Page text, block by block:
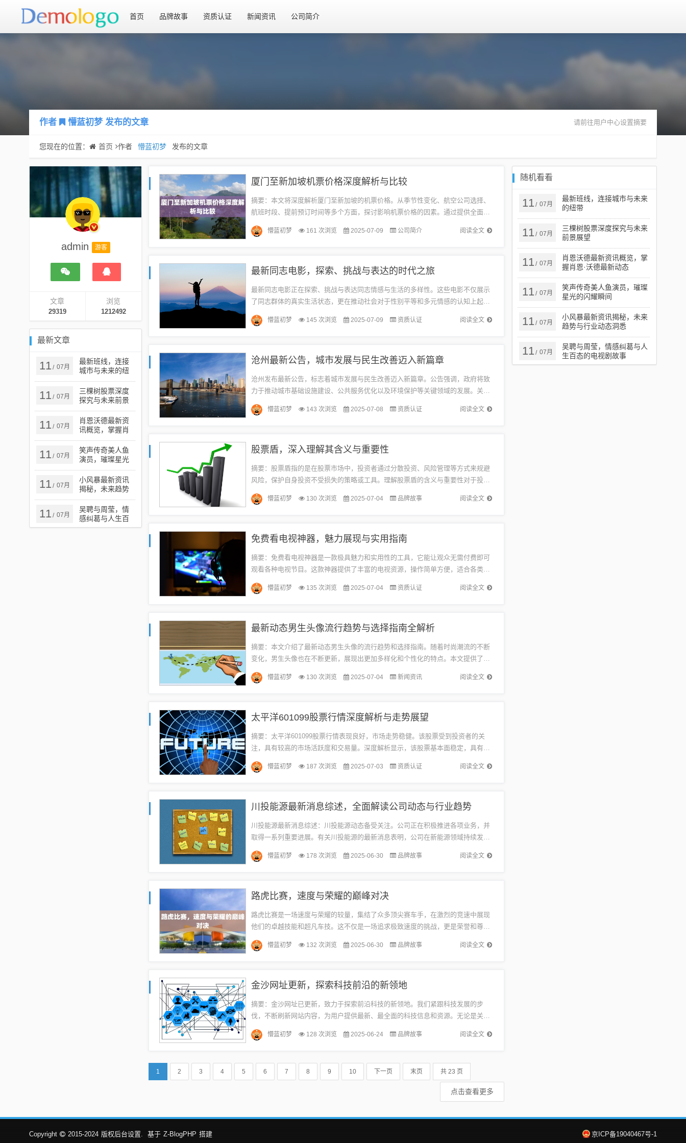
首页 品牌故事 资质认证 新闻资讯 公司简介
作者 懵蓝初梦发布的文章 请前往用户中心设置摘要
您现在的位置： 首页 作者 懵蓝初梦 发布的文章
admin 游客
文章
29319
浏览
1212492
最新文章
11 / 07月
最新班线，连接
城市与未来的纽
带
11 / 07月
三棵树股票深度
探究与未来前景
展望
11 / 07月
肖恩沃德最新资
讯概览，掌握肖
恩·沃德最新动态
11 / 07月
笑声传奇美人鱼
演员，璀璨星光
的闪耀瞬间
11 / 07月
小风暴最新资讯
揭秘，未来趋势
与行业动态洞悉
11 / 07月
吴聘与周莹，情
感纠葛与人生百
态的电视剧故事
厦门至新加坡机票价格深度解析与比较
摘要：本文将深度解析厦门至新加坡的机票价格。从季节性变化、航空公司选择、
航班时段、提前预订时间等多个方面，探讨影响机票价格的因素。通过提供全面的
信息，帮助消费者更好地了解厦门到新加坡的机票价格情况，以便做出更明智的
购...
阅读全文
懵蓝初梦 161 次浏览 2025-07-09 公司简介
最新同志电影，探索、挑战与表达的时代之旅
最新同志电影正在探索、挑战与表达同志情感与生活的多样性。这些电影不仅展示
了同志群体的真实生活状态，更在推动社会对于性别平等和多元情感的认知上起到
了积极作用。通过影像艺术，这些电影为观众带来了深刻的情感体验和思考空
间，...
阅读全文
懵蓝初梦 145 次浏览 2025-07-09 资质认证
沧州最新公告，城市发展与民生改善迈入新篇章
沧州发布最新公告，标志着城市发展与民生改善迈入新篇章。公告强调，政府将致
力于推动城市基础设施建设、公共服务优化以及环境保护等关键领域的发展。关注
民生改善，提升居民生活质量，确保社会和谐稳定。这一新篇章展示了沧州对未
来...
阅读全文
懵蓝初梦 143 次浏览 2025-07-08 资质认证
股票盾，深入理解其含义与重要性
摘要：股票盾指的是在股票市场中，投资者通过分散投资、风险管理等方式来规避
风险，保护自身投资不受损失的策略或工具。理解股票盾的含义与重要性对于投资
者至关重要，因为它能够帮助投资者降低投资风险，提高投资回报的稳定性，从
而...
阅读全文
懵蓝初梦 130 次浏览 2025-07-04 品牌故事
免费看电视神器，魅力展现与实用指南
摘要：免费看电视神器是一款极具魅力和实用性的工具，它能让观众无需付费即可
观看各种电视节目。这款神器提供了丰富的电视资源，操作简单方便，适合各类人
群使用。通过免费看电视神器，用户可以轻松享受观影的乐趣，无需担心费用问
题...
阅读全文
懵蓝初梦 135 次浏览 2025-07-04 资质认证
最新动态男生头像流行趋势与选择指南全解析
摘要：本文介绍了最新动态男生头像的流行趋势和选择指南。随着时尚潮流的不断
变化，男生头像也在不断更新，展现出更加多样化和个性化的特点。本文提供了丰
富的头像选择，帮助男生们找到符合自己风格和喜好的最新动态头像，展现自己
的...
阅读全文
懵蓝初梦 130 次浏览 2025-07-04 新闻资讯
太平洋601099股票行情深度解析与走势展望
摘要：太平洋601099股票行情表现良好，市场走势稳健。该股票受到投资者的关
注，具有较高的市场活跃度和交易量。深度解析显示，该股票基本面稳定，具有良
好的增长前景和盈利能力。建议投资者关注其市场走势和业绩报告，进行理性...
阅读全文
懵蓝初梦 187 次浏览 2025-07-03 资质认证
川投能源最新消息综述，全面解读公司动态与行业趋势
川投能源最新消息综述：川投能源动态备受关注。公司正在积极推进各项业务，并
取得一系列重要进展。有关川投能源的最新消息表明，公司在新能源领域持续发挥
优势，同时也在不断探索新的发展机遇。川投能源还在加强内部管理，提升运营
效...
阅读全文
懵蓝初梦 178 次浏览 2025-06-30 品牌故事
路虎比赛，速度与荣耀的巅峰对决
路虎比赛是一场速度与荣耀的较量，集结了众多顶尖赛车手，在激烈的竞速中展现
他们的卓越技能和超凡车技。这不仅是一场追求极致速度的挑战，更是荣誉和尊严
的争夺。每一场比赛都充满了紧张刺激的氛围，参赛选手们全力以赴，争夺最终
的...
阅读全文
懵蓝初梦 132 次浏览 2025-06-30 品牌故事
金沙网址更新，探索科技前沿的新领地
摘要：金沙网址已更新，致力于探索前沿科技的新领地。我们紧跟科技发展的步
伐，不断刷新网站内容，为用户提供最新、最全面的科技信息和资源。无论是关于
互联网、人工智能、大数据还是其他新兴领域，我们都能为您提供最新动态和深度
解...
阅读全文
懵蓝初梦 128 次浏览 2025-06-24 品牌故事
1 2 3 4 5 6 7 8 9 10 下一页 末页 共 23 页
点击查看更多
随机看看
11 / 07月
最新班线，连接城市与未来
的纽带
11 / 07月
三棵树股票深度探究与未来
前景展望
11 / 07月
肖恩沃德最新资讯概览，掌
握肖恩·沃德最新动态
11 / 07月
笑声传奇美人鱼演员，璀璨
星光的闪耀瞬间
11 / 07月
小风暴最新资讯揭秘，未来
趋势与行业动态洞悉
11 / 07月
吴聘与周莹，情感纠葛与人
生百态的电视剧故事
Copyright 2015-2024 版权后台设置. 基于 Z-BlogPHP 搭建 京ICP备19040467号-1